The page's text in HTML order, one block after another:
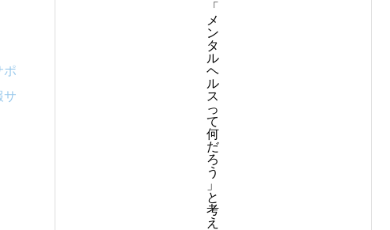
ポ
サ
「
メ
ン
タ
ル
ヘ
ル
ス
っ
て
何
だ
ろ
う
」
と
考
え